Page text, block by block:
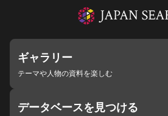
ギャラリー
テーマや人物の資料を楽しむ
データベースを見つける